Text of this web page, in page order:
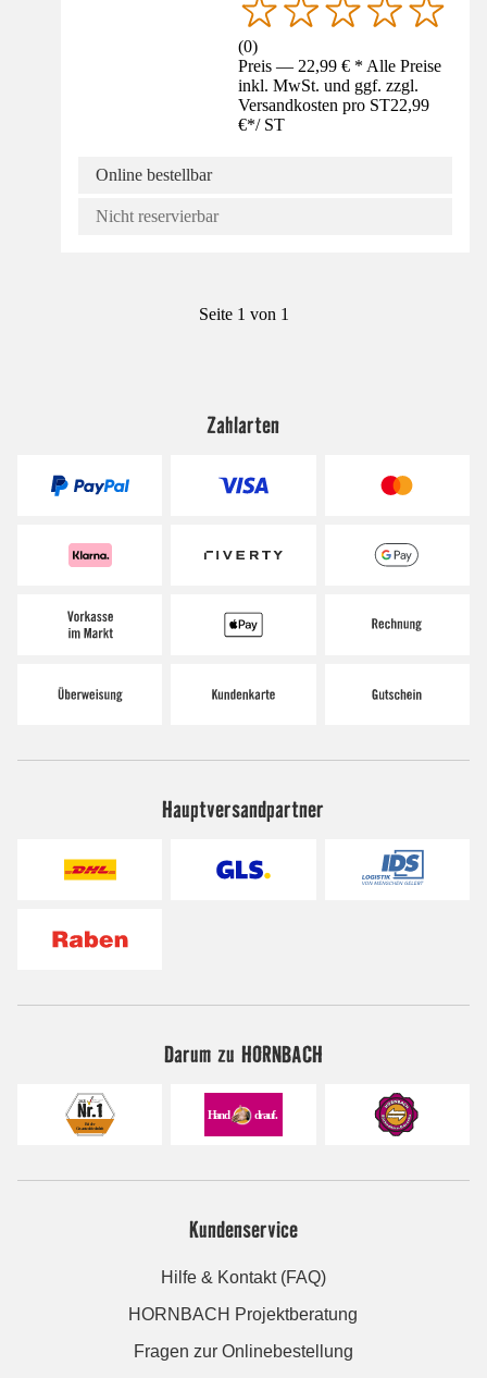
(0)
Preis — 22,99 € * Alle Preise
inkl. MwSt. und ggf. zzgl.
Versandkosten pro ST22,99
€*/ ST
Online bestellbar
Nicht reservierbar
Seite 1 von 1
Zahlarten
Hauptversandpartner
Darum zu HORNBACH
Kundenservice
Hilfe & Kontakt (FAQ)
HORNBACH Projektberatung
Fragen zur Onlinebestellung